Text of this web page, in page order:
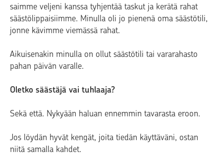
saimme veljeni kanssa tyhjentää taskut ja kerätä rahat
säästölippaisiimme. Minulla oli jo pienenä oma säästötili,
jonne kävimme viemässä rahat.
Aikuisenakin minulla on ollut säästötili tai vararahasto
pahan päivän varalle.
Oletko säästäjä vai tuhlaaja?
Sekä että. Nykyään haluan ennemmin tavarasta eroon.
Jos löydän hyvät kengät, joita tiedän käyttäväni, ostan
niitä samalla kahdet.